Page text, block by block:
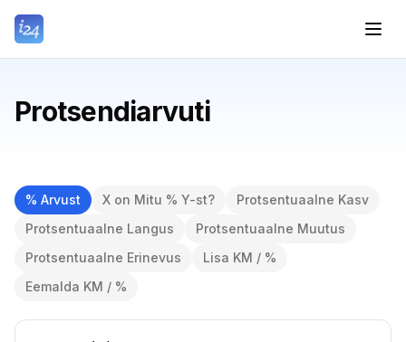
Protsendiarvuti
% Arvust X on Mitu % Y-st?
Protsentuaalne Kasv
Protsentuaalne Langus
Protsentuaalne Muutus
Protsentuaalne Erinevus
Lisa KM / %
Eemalda KM / %